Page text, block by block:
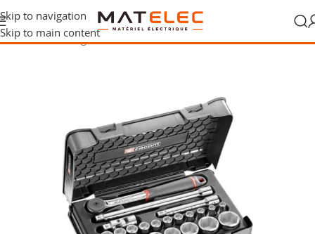
Skip to navigation
Skip to main content
Accueil/Outillage/Outils à main/Coffret